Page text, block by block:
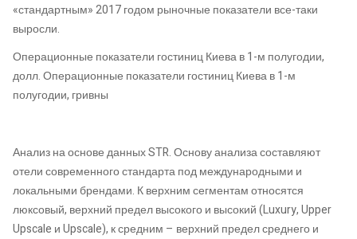
«стандартным» 2017 годом рыночные показатели все-таки
выросли.
Операционные показатели гостиниц Киева в 1-м полугодии,
долл. Операционные показатели гостиниц Киева в 1-м
полугодии, гривны
Анализ на основе данных STR. Основу анализа составляют
отели современного стандарта под международными и
локальными брендами. К верхним сегментам относятся
люксовый, верхний предел высокого и высокий (Luxury, Upper
Upscale и Upscale), к средним – верхний предел среднего и